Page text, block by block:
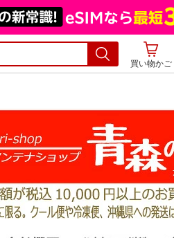
買い物かご